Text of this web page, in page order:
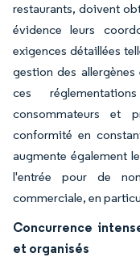
restaurants, doivent
évidence leurs
exigences détaillées
gestion des
ces
consommateurs et
conformité en
augmente également
l'entrée pour de
commerciale, en
Concurrence
et organisés